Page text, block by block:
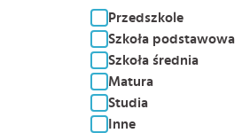
Przedszkole
Szkoła podstawowa
Szkoła średnia
Matura
Studia
Inne